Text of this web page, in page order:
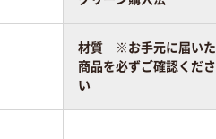
材質 ※お手元に届いた
商品を必ずご確認くださ
い